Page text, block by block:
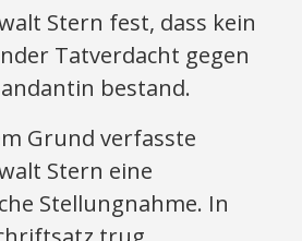
Stern fest, dass kein
Tatverdacht gegen
bestand.
Grund verfasste
Stern eine
Stellungnahme. In